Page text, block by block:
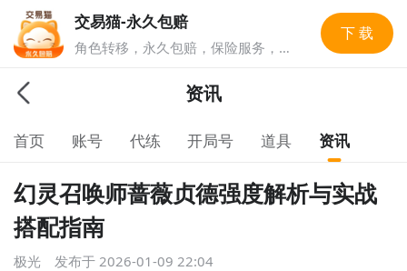
交易猫-永久包赔
角色转移，永久包赔，保险服务，实
就上交易猫，1亿玩家选择的游戏交
下 载
资讯
首页 账号 代练 开局号 道具 资讯
幻灵召唤师蔷薇贞德强度解析与实战
搭配指南
极光 发布于 2026-01-09 22:04